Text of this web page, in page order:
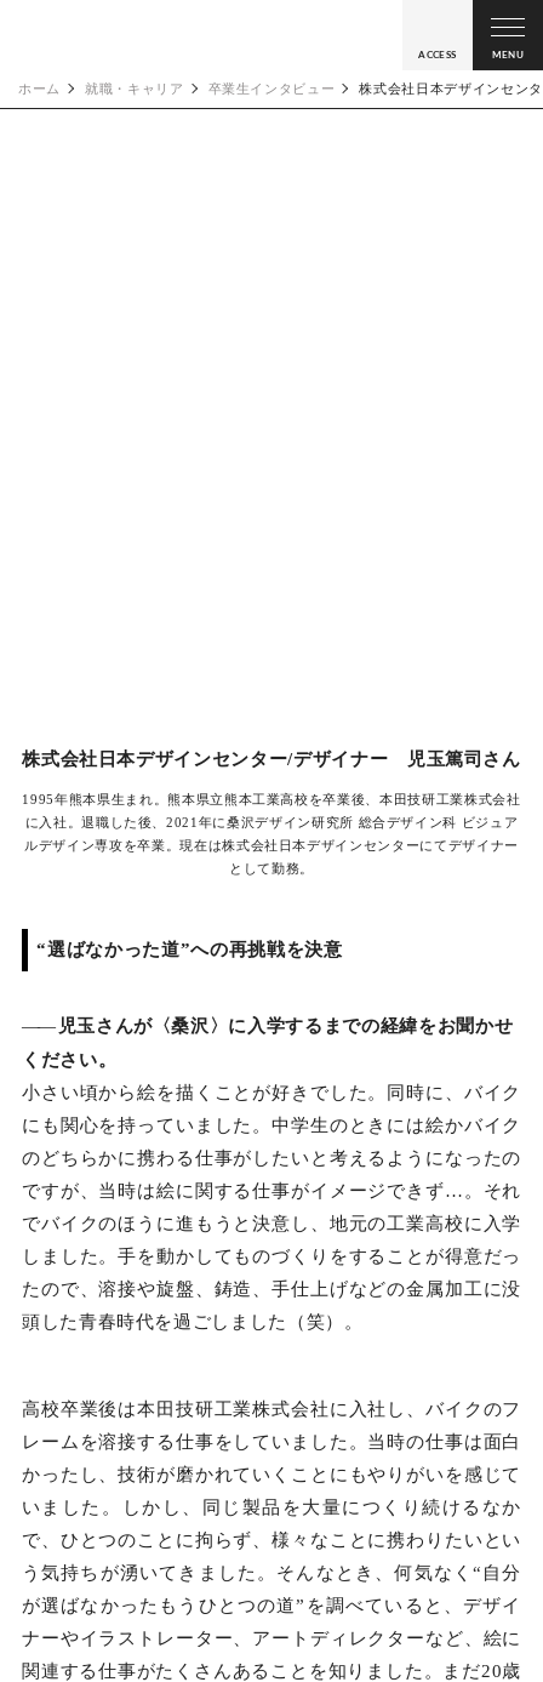
ACCESS MENU
ホーム 就職・キャリア 卒業生インタビュー 株式会社日本デザインセン
株式会社日本デザインセンター/デザイナー 児玉篤司さん
1995年熊本県生まれ。熊本県立熊本工業高校を卒業後、本田技研工業株式会社
に入社。退職した後、2021年に桑沢デザイン研究所 総合デザイン科 ビジュア
ルデザイン専攻を卒業。現在は株式会社日本デザインセンターにてデザイナー
として勤務。
“選ばなかった道”への再挑戦を決意
―― 児玉さんが〈桑沢〉に入学するまでの経緯をお聞かせ
ください。
小さい頃から絵を描くことが好きでした。同時に、バイク
にも関心を持っていました。中学生のときには絵かバイク
のどちらかに携わる仕事がしたいと考えるようになったの
ですが、当時は絵に関する仕事がイメージできず…。それ
でバイクのほうに進もうと決意し、地元の工業高校に入学
しました。手を動かしてものづくりをすることが得意だっ
たので、溶接や旋盤、鋳造、手仕上げなどの金属加工に没
頭した青春時代を過ごしました（笑）。
高校卒業後は本田技研工業株式会社に入社し、バイクのフ
レームを溶接する仕事をしていました。当時の仕事は面白
かったし、技術が磨かれていくことにもやりがいを感じて
いました。しかし、同じ製品を大量につくり続けるなか
で、ひとつのことに拘らず、様々なことに携わりたいとい
う気持ちが湧いてきました。そんなとき、何気なく“自分
が選ばなかったもうひとつの道”を調べていると、デザイ
ナーやイラストレーター、アートディレクターなど、絵に
関連する仕事がたくさんあることを知りました。まだ20歳